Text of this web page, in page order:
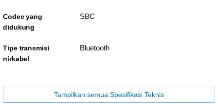
Codec yang
didukung
SBC
Tipe transmisi
nirkabel
Bluetooth
Tampilkan semua Spesifikasi Teknis